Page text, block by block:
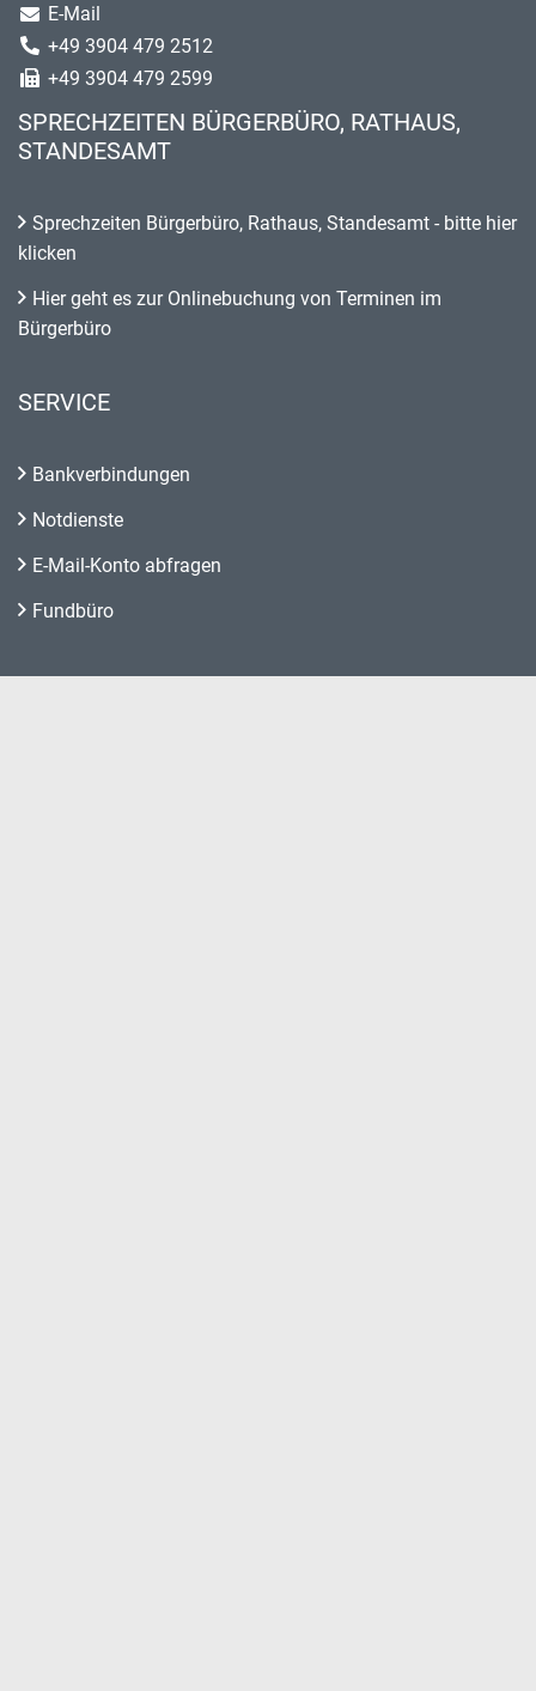
E-Mail
+49 3904 479 2512
+49 3904 479 2599
SPRECHZEITEN BÜRGERBÜRO, RATHAUS,
STANDESAMT
Sprechzeiten Bürgerbüro, Rathaus, Standesamt - bitte hier
klicken
Hier geht es zur Onlinebuchung von Terminen im
Bürgerbüro
SERVICE
Bankverbindungen
Notdienste
E-Mail-Konto abfragen
Fundbüro